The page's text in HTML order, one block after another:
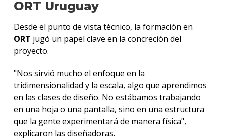
ORT Uruguay
Desde el punto de vista técnico, la formación en
ORT jugó un papel clave en la concreción del
proyecto.
"Nos sirvió mucho el enfoque en la
tridimensionalidad y la escala, algo que aprendimos
en las clases de diseño. No estábamos trabajando
en una hoja o una pantalla, sino en una estructura
que la gente experimentará de manera física",
explicaron las diseñadoras.